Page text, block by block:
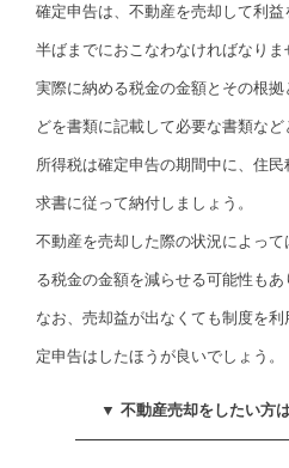
確定申告は、不動産を売却して利
半ばまでにおこなわなければなりま
実際に納める税金の金額とその根
どを書類に記載して必要な書類など
所得税は確定申告の期間中に、住
求書に従って納付しましょう。
不動産を売却した際の状況によっ
る税金の金額を減らせる可能性もあ
なお、売却益が出なくても制度を
定申告はしたほうが良いでしょう。
▼ 不動産売却をしたい方